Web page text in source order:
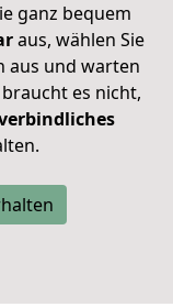
ganz bequem
aus, wählen Sie
aus und warten
es nicht,